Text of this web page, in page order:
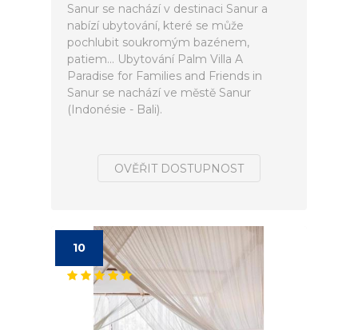
Sanur se nachází v destinaci Sanur a
nabízí ubytování, které se může
pochlubit soukromým bazénem,
patiem... Ubytování Palm Villa A
Paradise for Families and Friends in
Sanur se nachází ve městě Sanur
(Indonésie - Bali).
OVĚŘIT DOSTUPNOST
10